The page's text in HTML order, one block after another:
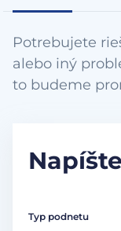
Potrebujete
alebo iný
to budeme
Typ podnetu